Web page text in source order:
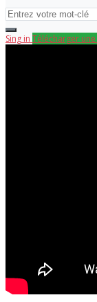
Sing in Télécharger